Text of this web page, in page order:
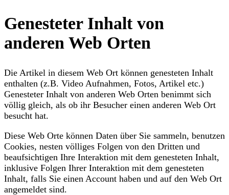
Genesteter Inhalt von
anderen Web Orten
Die Artikel in diesem Web Ort können genesteten Inhalt
enthalten (z.B. Video Aufnahmen, Fotos, Artikel etc.)
Genesteter Inhalt von anderen Web Orten benimmt sich
völlig gleich, als ob ihr Besucher einen anderen Web Ort
besucht hat.
Diese Web Orte können Daten über Sie sammeln, benutzen
Cookies, nesten völliges Folgen von den Dritten und
beaufsichtigen Ihre Interaktion mit dem genesteten Inhalt,
inklusive Folgen Ihrer Interaktion mit dem genesteten
Inhalt, falls Sie einen Account haben und auf den Web Ort
angemeldet sind.